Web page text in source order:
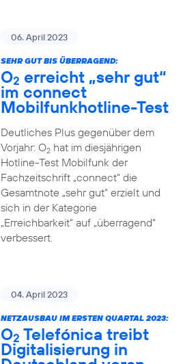
06. April 2023
SEHR GUT BIS ÜBERRAGEND:
O2 erreicht „sehr gut“
im connect
Mobilfunkhotline-Test
Deutliches Plus gegenüber dem
Vorjahr: O2hat im diesjährigen
Hotline-Test Mobilfunk der
Fachzeitschrift „connect“ die
Gesamtnote „sehr gut“ erzielt und
sich in der Kategorie
„Erreichbarkeit“ auf „überragend“
verbessert.
04. April 2023
NETZAUSBAU IM ERSTEN QUARTAL 2023:
O2 Telefónica treibt
Digitalisierung in